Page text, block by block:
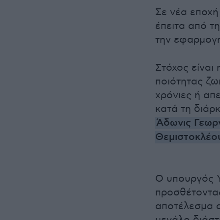
Σε νέα
έπειτα από
την
Στόχος
ποιότητας
χρόνιες ή
κατά τη
Άδωνις
Ο υπουργός
αποτέλεσμα